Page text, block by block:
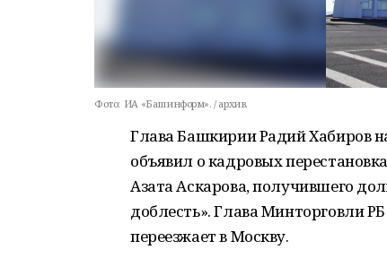
Фото: ИА «Башинформ». / архив.
Глава Башкирии Радий Хабиров
объявил о кадровых
Азата Аскарова, получившего
доблесть». Глава Минторговли
переезжает в Москву.